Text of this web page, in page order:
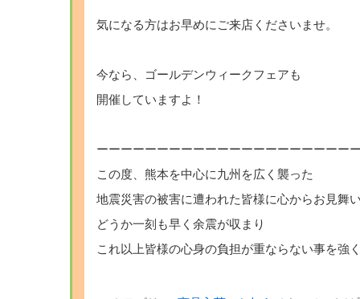
気になる方はお早めにご来店くださいませ。
今なら、ゴールデンウィークフェアも
開催していますよ！
ーーーーーーーーーーーーーーーーーーーーー
この度、熊本を中心に九州を広く襲った
地震災害の被害に遭われた皆様に心からお見舞
どうか一刻も早く余震が収まり
これ以上皆様の心身の負担が重ならない事を強